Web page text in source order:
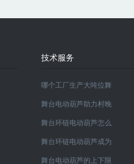
技术服务
哪个工厂生产大吨位舞
舞台电动葫芦助力村晚
舞台环链电动葫芦怎么
舞台环链电动葫芦成为
舞台电动葫芦的上下限